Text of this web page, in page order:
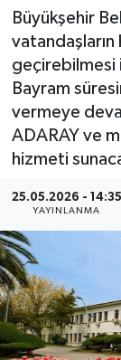
Büyükşehir
geçirebilmesi
Bayram
vermeye
ADARAY ve
hizmeti
25.05.2026 - 14:35
YAYINLANMA